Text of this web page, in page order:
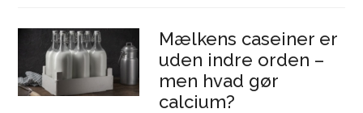
Mælkens caseiner er
uden indre orden –
men hvad gør
calcium?